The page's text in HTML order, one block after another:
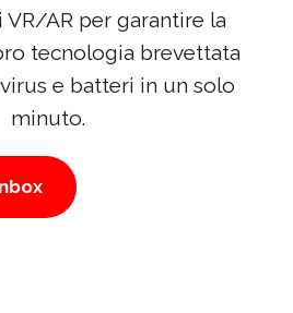
AR per garantire la
tecnologia brevettata
e batteri in un solo
minuto.